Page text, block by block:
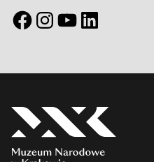
Facebook
Instagram
YouTube
LinkedIn